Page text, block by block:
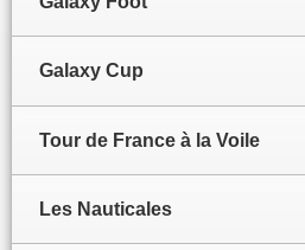
Galaxy Cup
Tour de France à la Voile
Les Nauticales